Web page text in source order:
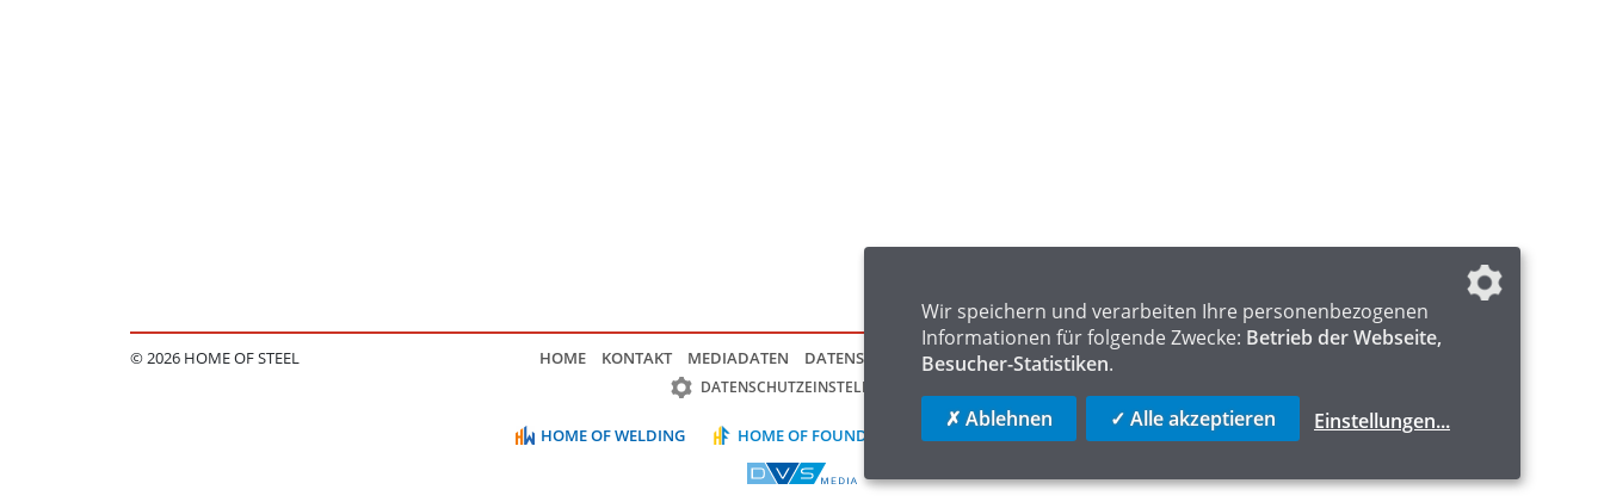
© 2026 HOME OF STEEL HOME KONTAKT MEDIADATEN DATENSCHUTZ IMPRESSUM FAQ
DATENSCHUTZEINSTELLUNGEN
HOME OF WELDING HOME OF FOUNDRY HOME OF LOGISTICS
Wir speichern und verarbeiten Ihre personenbezogenen
Informationen für folgende Zwecke: Betrieb der Webseite,
Besucher-Statistiken.
✗ Ablehnen ✓ Alle akzeptieren Einstellungen...